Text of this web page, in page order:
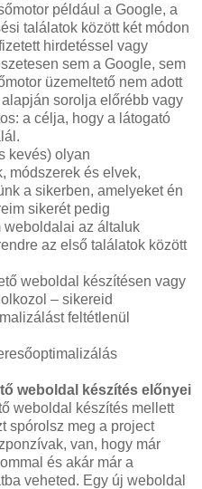
például a Google, a
találatok között két módon
hirdetéssel vagy
sem a Google, sem
üzemeltető nem adott
sorolja előrébb vagy
a célja, hogy a látogató
kevés) olyan
módszerek és elvek,
a sikerben, amelyeket én
sikerét pedig
weboldalai az általuk
az első találatok között
weboldal készítésen vagy
– sikereid
feltétlenül
weboldal készítés előnyei
weboldal készítés mellett
spórolsz meg a project
van, hogy már
és akár már a
veheted. Egy új weboldal